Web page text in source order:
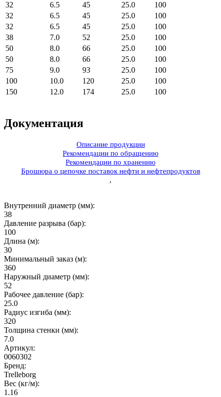
32 6.5 45 25.0
100
32
6.5 45 25.0
100
32
6.5 45 25.0
100
38
7.0 52 25.0
100
50
8.0 66 25.0
100
50
8.0 66 25.0
100
75
9.0 93 25.0
100
100
10.0 120 25.0
100
150
12.0 174 25.0 100
Документация
Описание продукции
Рекомендации по обращению
Рекомендации по хранению
Брошюра о цепочке поставок нефти и нефтепродуктов
,
Внутренний диаметр (мм):
38
Давление разрыва (бар):
100
Длина (м):
30
Минимальный заказ (м):
360
Наружный диаметр (мм):
52
Рабочее давление (бар):
25.0
Радиус изгиба (мм):
320
Толщина стенки (мм):
7.0
Артикул:
0060302
Бренд:
Trelleborg
Вес (кг/м):
1.16